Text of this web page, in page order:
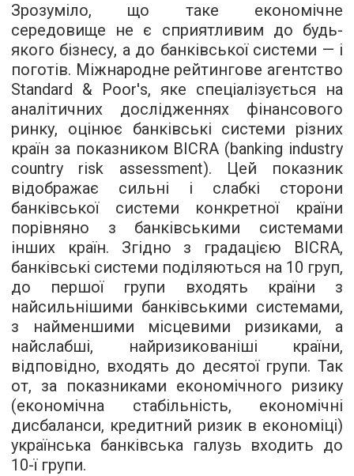
Зрозуміло, що таке економічне
середовище не є сприятливим до будь-
якого бізнесу, а до банківської системи — і
поготів. Міжнародне рейтингове агентство
Standard & Poor's, яке спеціалізується на
аналітичних дослідженнях фінансового
ринку, оцінює банківські системи різних
країн за показником BICRA (banking industry
country risk assessment). Цей показник
відображає сильні і слабкі сторони
банківської системи конкретної країни
порівняно з банківськими системами
інших країн. Згідно з градацією BICRA,
банківські системи поділяються на 10 груп,
до першої групи входять країни з
найсильнішими банківськими системами,
з найменшими місцевими ризиками, а
найслабші, найризикованіші країни,
відповідно, входять до десятої групи. Так
от, за показниками економічного ризику
(економічна стабільність, економічні
дисбаланси, кредитний ризик в економіці)
українська банківська галузь входить до
10-ї групи.